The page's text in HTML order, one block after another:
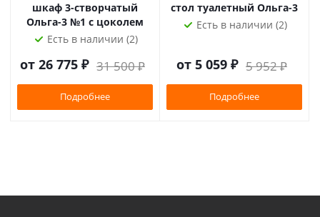
шкаф 3-створчатый
Ольга-3 №1 с цоколем
Есть в наличии (2)
от 26 775 ₽ 31 500 ₽
Подробнее
стол туалетный Ольга-3
Есть в наличии (2)
от 5 059 ₽ 5 952 ₽
Подробнее